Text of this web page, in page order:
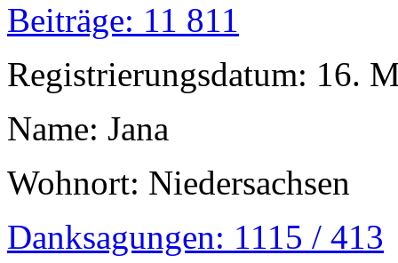
Beiträge: 11 811
Registrierungsdatum: 16.
Name: Jana
Wohnort: Niedersachsen
Danksagungen: 1115 / 413